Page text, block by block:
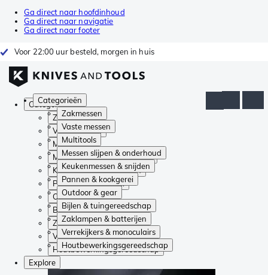
Ga direct naar hoofdinhoud
Ga direct naar navigatie
Ga direct naar footer
Voor 22:00 uur besteld, morgen in huis
Categorieën
Zakmessen
Vaste messen
Multitools
Messen slijpen & onderhoud
Keukenmessen & snijden
Pannen & kookgerei
Outdoor & gear
Bijlen & tuingereedschap
Zaklampen & batterijen
Verrekijkers & monoculairs
Houtbewerkingsgereedschap
Categorieën
Zakmessen
Vaste messen
Multitools
Messen slijpen & onderhoud
Keukenmessen & snijden
Pannen & kookgerei
Outdoor & gear
Bijlen & tuingereedschap
Zaklampen & batterijen
Verrekijkers & monoculairs
Houtbewerkingsgereedschap
Explore